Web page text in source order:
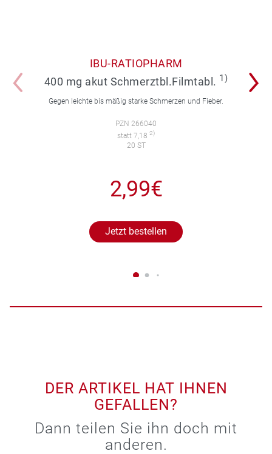
IBU-RATIOPHARM
400 mg akut Schmerztbl.Filmtabl. 1)
Gegen leichte bis mäßig starke Schmerzen und Fieber.
PZN 266040
statt 7,18 2)
20 ST
2,99€
Jetzt bestellen
DER ARTIKEL HAT IHNEN
GEFALLEN?
Dann teilen Sie ihn doch mit
anderen.